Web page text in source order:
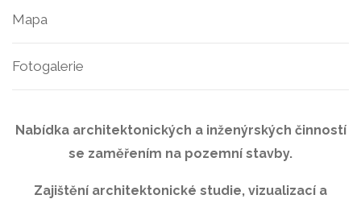
Mapa
Fotogalerie
Nabídka architektonických a inženýrských činností
se zaměřením na pozemní stavby.
Zajištění architektonické studie, vizualizací a